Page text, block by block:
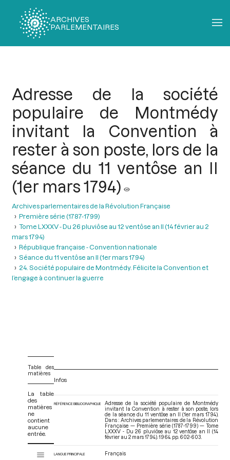
ARCHIVES
PARLEMENTAIRES
Adresse de la société
populaire de Montmédy
invitant la Convention à
rester à son poste, lors de la
séance du 11 ventôse an II
(1er mars 1794)
Archives parlementaires de la Révolution Française
Première série (1787-1799)
Tome LXXXV - Du 26 pluviôse au 12 ventôse an II (14 février au 2
mars 1794)
République française - Convention nationale
Séance du 11 ventôse an II (1er mars 1794)
24. Société populaire de Montmédy. Félicite la Convention et
l’engage à continuer la guerre
Table des
matières
La table
des
matières
ne
contient
aucune
entrée.
Tome LXXXV - Du 26 pluviôse au 12 ventôse an II (14 février au 2 mars
Infos
RÉFÉRENCE BIBLIOGRAPHIQUE
Adresse de la société populaire de Montmédy
invitant la Convention à rester à son poste, lors
de la séance du 11 ventôse an II (1er mars 1794).
Dans : Archives parlementaires de la Révolution
Française — Première série (1787-1799) — Tome
LXXXV - Du 26 pluviôse au 12 ventôse an II (14
février au 2 mars 1794) . 1964. pp. 602-603.
LANGUE PRINCIPALE Français